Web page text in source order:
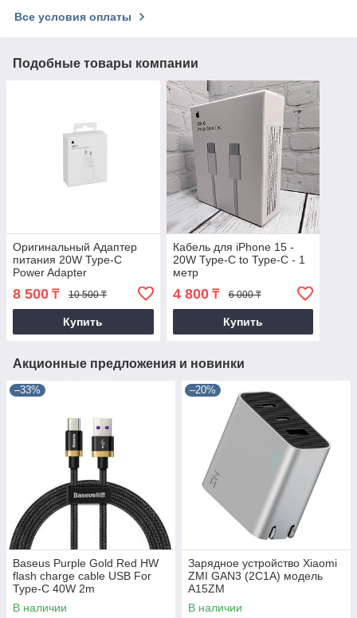
Все условия оплаты
Подобные товары компании
Оригинальный Адаптер
питания 20W Type-C
Power Adapter
8 500 ₸ 10 500 ₸
Купить
Кабель для iPhone 15 -
20W Type-C to Type-C - 1
метр
4 800₸ 6 000 ₸
Купить
Акционные предложения и новинки
–33%
Baseus Purple Gold Red HW
flash charge cable USB For
Type-C 40W 2m
В наличии
–20%
Зарядное устройство Xiaomi
ZMI GAN3 (2C1A) модель
A15ZM
В наличии